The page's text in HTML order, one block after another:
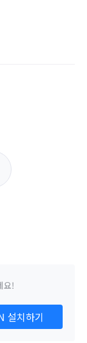
요!
설치하기